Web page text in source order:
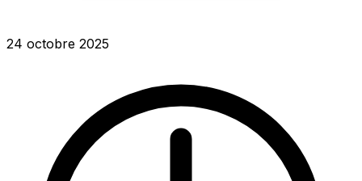
24 octobre 2025